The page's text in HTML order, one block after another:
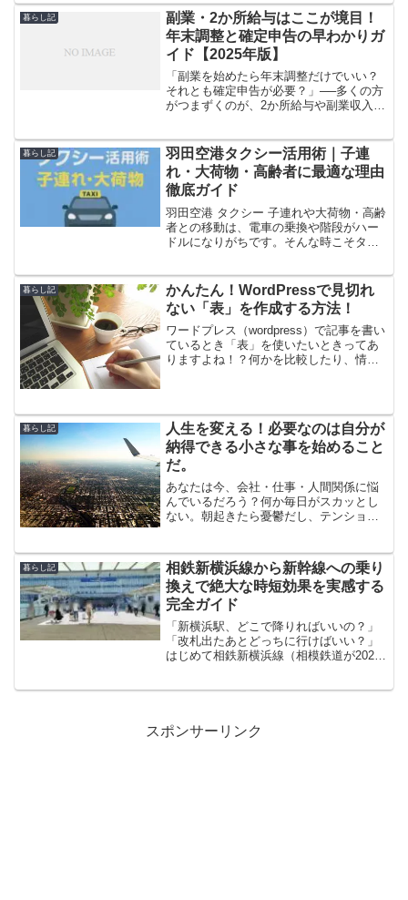
備・打撃の進化、高校時代の捕手経験な
ど、彼の魅力と将来性を徹底解説。
暮らし記
副業・2か所給与はここが境目！
年末調整と確定申告の早わかりガ
イド【2025年版】
「副業を始めたら年末調整だけでいい？
それとも確定申告が必要？」──多くの方
がつまずくのが、2か所給与や副業収入が
必ず確定申告が必要な人もいます。さら
に、いわゆる「20万...
暮らし記
羽田空港タクシー活用術｜子連
れ・大荷物・高齢者に最適な理由
徹底ガイド
羽田空港 タクシー 子連れや大荷物・高齢
者との移動は、電車の乗換や階段がハー
ドルになりがちです。そんな時こそタク
車種、降車位置を設計しておけば、夜間
や雨天でも迷わず快適...
暮らし記
かんたん！WordPressで見切れ
ない「表」を作成する方法！
ワードプレス（wordpress）で記事を書い
ているとき「表」を使いたいときってあ
りますよね！？何かを比較したり、情報
京都渋谷区＊＊＊＊...
暮らし記
人生を変える！必要なのは自分が
納得できる小さな事を始めること
だ。
あなたは今、会社・仕事・人間関係に悩
んでいるだろう？何か毎日がスカッとし
ない。朝起きたら憂鬱だし、テンション
ったあなた。安心して欲しい。 なので冒
頭の質問は誰にでも当て...
暮らし記
相鉄新横浜線から新幹線への乗り
換えで絶大な時短効果を実感する
完全ガイド
「新横浜駅、どこで降りればいいの？」
「改札出たあとどっちに行けばいい？」
はじめて相鉄新横浜線（相模鉄道が2023
スポンサーリンク